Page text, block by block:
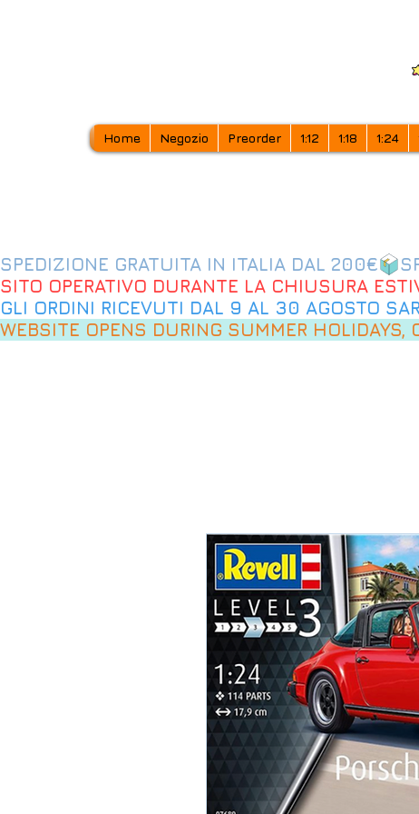
Home Negozio Preorder 1:12 1:18 1:24
SPEDIZIONE GRATUITA IN ITALIA DAL 200€
SITO OPERATIVO DURANTE LA CHIUSURA
GLI ORDINI RICEVUTI DAL 9 AL 30 AGOSTO
WEBSITE OPENS DURING SUMMER